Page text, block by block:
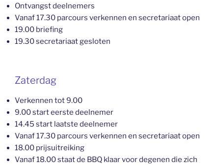
Ontvangst deelnemers
Vanaf 17.30 parcours verkennen en secretariaat open
19.00 briefing
19.30 secretariaat gesloten
Zaterdag
Verkennen tot 9.00
9.00 start eerste deelnemer
14.45 start laatste deelnemer
Vanaf 17.30 parcours verkennen en secretariaat open
18.00 prijsuitreiking
Vanaf 18.00 staat de BBQ klaar voor degenen die zich